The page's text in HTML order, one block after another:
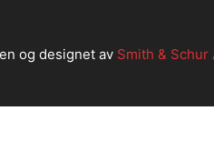
og designet av Smith & Schur